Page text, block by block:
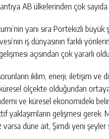
AB ülkelerinden çok
yanı sıra Portekizli büyük
iş dünyasının farklı
açısından çok yararlı
iklim, enerji, iletişim ve
ölçekte olduğundan
ve küresel ekonomideki
yaklaşımların gelişmesi gerek.
düne ait, Şimdi yeni şeyler